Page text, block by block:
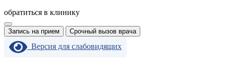
обратиться в клинику
Запись на прием Срочный вызов врача
Версия для слабовидящих